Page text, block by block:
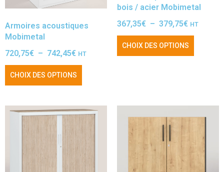
Armoires acoustiques
Mobimetal
720,75€ – 742,45€ HT
CHOIX DES OPTIONS
bois / acier Mobimetal
367,35€ – 379,75€ HT
CHOIX DES OPTIONS